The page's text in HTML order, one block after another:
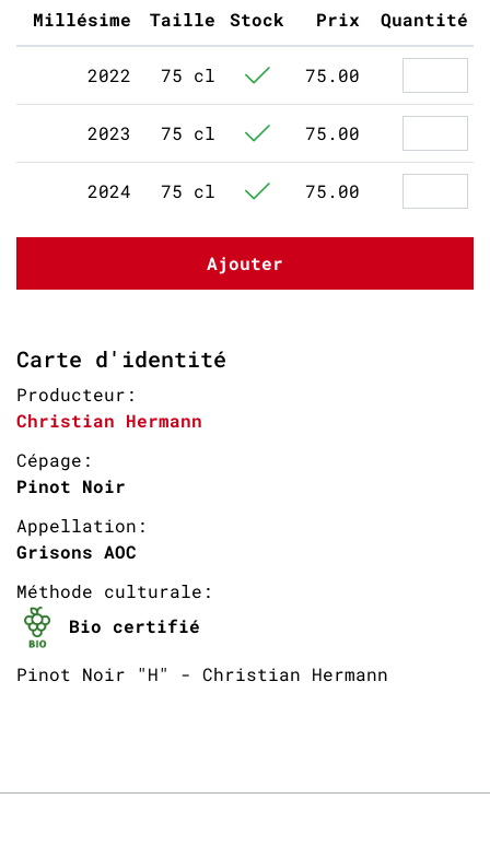
Millésime Taille Stock Prix Quantité
2022 75 cl 75.00
2023 75 cl 75.00
2024 75 cl 75.00
Ajouter
Carte d'identité
Producteur:
Christian Hermann
Cépage:
Pinot Noir
Appellation:
Grisons AOC
Méthode culturale:
Bio certifié
Pinot Noir "H" - Christian Hermann